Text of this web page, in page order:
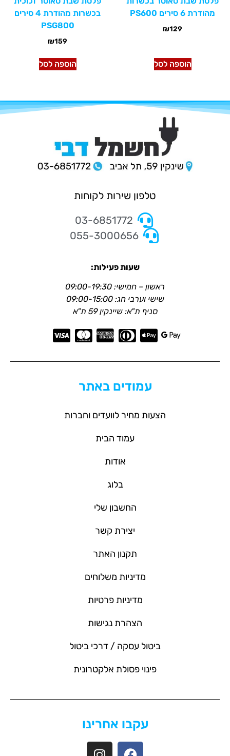
מהודרת 6 סירים PS600
₪129
הוספה לסל
בכשרות מהודרת 4 סירים
PSG800
₪159
הוספה לסל
טלפון שירות לקוחות
03-6851772
055-3000656
שעות פעילות:
ראשון – חמישי: 09:00-19:30
שישי וערבי חג: 09:00-15:00
סניף ת"א: שיינקין 59 ת"א
עמודים באתר
הצעות מחיר לוועדים וחברות
עמוד הבית
אודות
בלוג
החשבון שלי
יצירת קשר
תקנון האתר
מדיניות משלוחים
מדיניות פרטיות
הצהרת נגישות
ביטול עסקה / דרכי ביטול
פינוי פסולת אלקטרונית
עקבו אחרינו